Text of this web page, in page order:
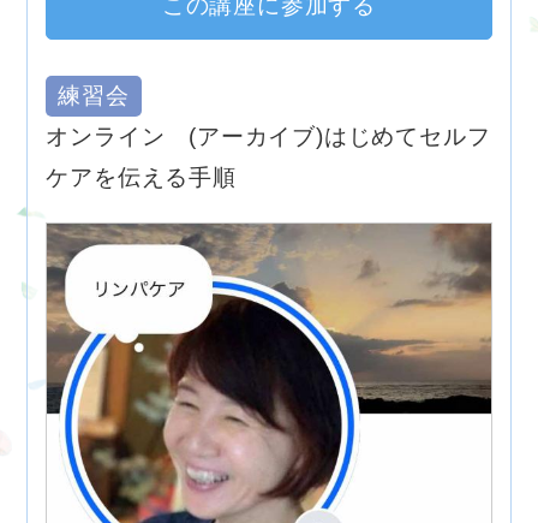
この講座に参加する
練習会
オンライン (アーカイブ)はじめてセルフ
ケアを伝える手順